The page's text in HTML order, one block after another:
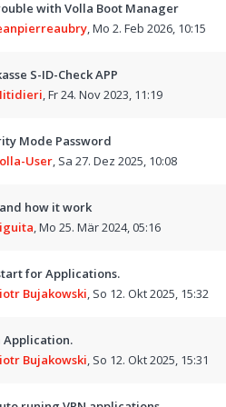
with Volla Boot Manager
,Mo 2. Feb 2026, 10:15
S-ID-Check APP
,Fr 24. Nov 2023, 11:19
Mode Password
User, Sa 27. Dez 2025, 10:08
and how it work
,Mo 25. Mär 2024, 05:16
for Applications.
Bujakowski, So 12. Okt 2025, 15:32
Application.
Bujakowski, So 12. Okt 2025, 15:31